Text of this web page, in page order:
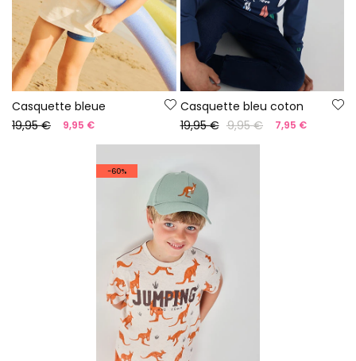
Casquette bleue
19,95 €
9,95 €
Casquette bleu coton
19,95 € 9,95 € 7,95 €
-60%